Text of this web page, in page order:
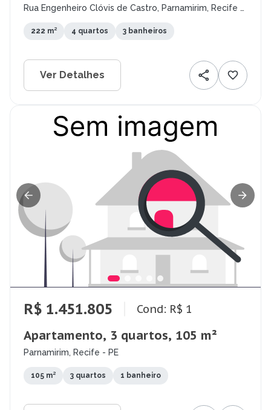
Rua Engenheiro Clóvis de Castro, Parnamirim, Recife -
222 m² 4 quartos 3 banheiros
Ver Detalhes
R$ 1.451.805 Cond: R$ 1
Apartamento, 3 quartos, 105 m²
Parnamirim, Recife - PE
105 m² 3 quartos 1 banheiro